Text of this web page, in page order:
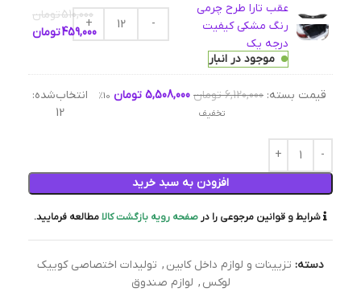
عقب تارا طرح چرمی
رنگ مشکی کیفیت
درجه یک
موجود در انبار
510,000تومان
459,000تومان
قیمت بسته: 6,120,000 تومان 5,508,000 تومان
10%
تخفیف
انتخاب‌شده:
12
افزودن به سبد خرید
شرایط و قوانین مرجوعی را درصفحه رویه بازگشت کالامطالعه فرمایید.
دسته: تزیینات و لوازم داخل کابین , تولیدات اختصاصی کوییک
لوکس , لوازم صندوق